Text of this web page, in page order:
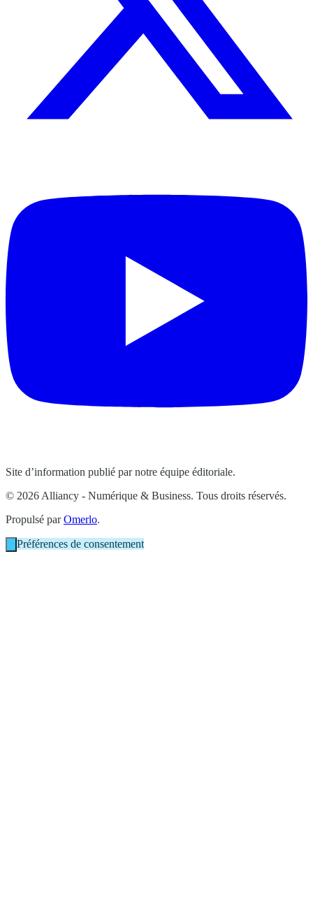
Site d’information publié par notre équipe éditoriale.
© 2026 Alliancy - Numérique & Business. Tous droits réservés.
Propulsé parOmerlo.
Préférences de consentement